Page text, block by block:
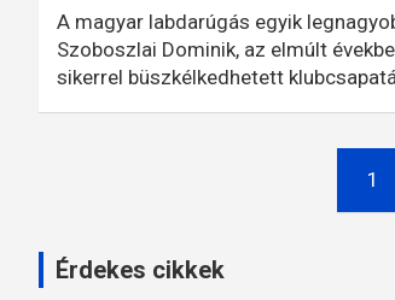
A magyar labdarúgás egyik
Szoboszlai Dominik, az elmúlt
sikerrel büszkélkedhetett
1
Érdekes cikkek